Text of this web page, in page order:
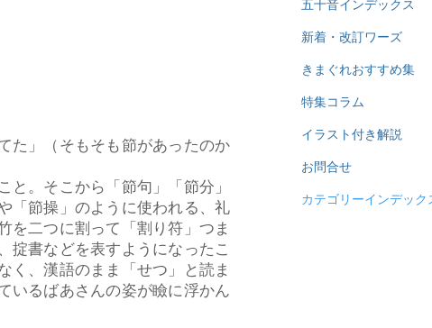
た」（そもそも節があったのか
。そこから「節句」「節分」
「節操」のように使われる、礼
を二つに割って「割り符」つま
掟書などを表すようになったこ
く、漢語のまま「せつ」と読ま
いるばあさんの姿が瞼に浮かん
五十音インデックス
新着・改訂ワーズ
きまぐれおすすめ集
特集コラム
イラスト付き解説
お問合せ
カテゴリーインデック